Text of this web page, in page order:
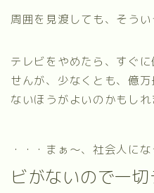
周囲を見渡しても、そうい
テレビをやめたら、すぐ
せんが、少なくとも、億
ないほうがよいのかもしれ
・・・まぁ～、社会人にな
ビがないので一